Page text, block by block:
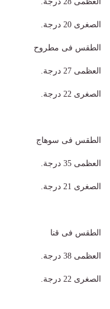
الصغرى 20 درجة.
الطقس فى مطروح
العظمى 27 درجة.
الصغرى 22 درجة.
الطقس فى سوهاج
العظمى 35 درجة.
الصغرى 21 درجة.
الطقس فى قنا
العظمى 38 درجة.
الصغرى 22 درجة.